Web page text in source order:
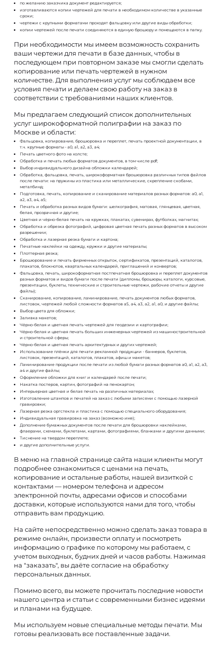
по желанию заказчика документ редактируется;
изготавливаются копии чертежей для печати в необходимом количестве в указанные
сроки;
чертежи с крупными форматами проходят фальцовку или другие виды обработки;
копии чертежей после печати соединяются в единую брошюру и помещаются в папку.
При необходимости мы имеем возможность сохранить
ваши чертежи для печати в базе данных, чтобы в
последующем при повторном заказе мы смогли сделать
копирование или печать чертежей в нужном
количестве. Для выполнения услуг мы соблюдаем все
условия печати и делаем свою работу на заказ в
соответствии с требованиями наших клиентов.
Мы предлагаем следующий список дополнительных
услуг широкоформатной полиграфии на заказ по
Москве и области:
Фальцовка, копирование, брошюровка и переплет, печать проектной документации, в
т.ч. крупные форматы - а0, а1, а2, а3, а4;
Печать цветного фото на холсте;
Обработка и печать любых форматов документов, в том числе pdf;
Выбор индивидуального дизайна обложки календарей;
Обработка, фальцовка, печать, широкоформатная брошюровка различных типов файлов
после печати: на пружины из пластика или металлические, скрепление скобами,
металбинд;
Подготовка, печать, копирование и сканирование материалов разных форматов: а0, а1,
а2, а3, а4, а5;
Печать и обработка разных видов бумаги: шелкография, матовая, глянцевая, цветная,
белая, прозрачная и другие;
Цветная и чёрно-белая печать на кружках, плакатах, сувенирах, футболках, магнитах;
Обработка и обрезка фотографий, цифровая цветная печать разных форматов в высоком
разрешении;
Обработка и лазерная резка бумаги и картона;
Печатные наклейки на одежду, кружки и другие материалы;
Плоттерная резка;
Брошюрование и печать фирменных открыток, сертификатов, презентаций, каталогов,
плакатов, блокнотов, квартальных календарей, приглашений и конвертов;
Фальцовка, печать, широкоформатная постпечатная брошюровка и переплет документов
разных форматов и видов бумаги после печати (дипломы, брошюры, каталоги, курсовые,
презентации, буклеты, технические и строительные чертежи, рабочие отчеты и другие
файлы);
Сканирование, копирование, ламинирование, печать документов любых форматов,
листовок, чертежей любой сложности форматов а5, а4, а3, а2, а1, а0, и другие файлы;
Выбор цвета для обложки;
Заливка макетов;
Чёрно-белая и цветная печать чертежей для геодезии и картографии;
Чёрно-белая и цветная печать больших инженерных чертежей из машиностроительной
и строительной сферы;
Чёрно-белая и цветная печать архитектурных и других чертежей;
Использование плёнки для печати рекламной продукции - баннеров, буклетов,
листовок, презентаций, каталогов, плакатов, афиш и макетов;
Ламинирование продукции после печати из любой бумаги разных форматов а0, а1, а2, а3,
а4 и другие файлы;
Оформление обложки для книг и календарей после печати;
Накатка постеров, картин, фотографий на пенокартон;
Интерьерная цветная и белая печать на различных материалах;
Изготовление штампов и печатей на заказ с любыми записями с помощью лазерной
гравировки;
Лазерная резка оргстекла и пластика с помощью специального оборудования;
Индивидуальная гравировка на заказ (возможно имя);
Дополнение бумажных документов после печати для брошюровки наклейками,
флаерами, схемами, буклетами, картами, фотографиями, бланками и другими данными;
Тиснение на твердом переплете;
и другие дополнительные услуги.
В меню на главной странице сайта наши клиенты могут
подробнее ознакомиться с ценами на печать,
копирование и остальные работы, нашей визиткой с
контактами — номером телефона и адресом
электронной почты, адресами офисов и способами
доставки, которые используются нами для того, чтобы
отправить вам продукцию.
На сайте непосредственно можно сделать заказ товара в
режиме онлайн, произвести оплату и посмотреть
информацию о графике по которому мы работаем, с
учетом выходных, будних дней и часов работы. Нажимая
на "заказать", вы даёте согласие на обработку
персональных данных.
Помимо всего, вы можете прочитать последние новости
нашего центра и статьи с современными бизнес идеями
и планами на будущее.
Мы используем новые специальные методы печати. Мы
готовы реализовать все поставленные задачи.